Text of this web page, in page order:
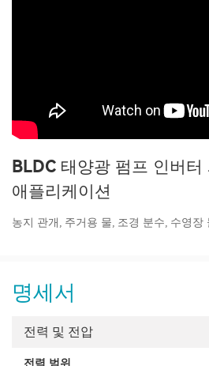
BLDC 태양광 펌프 인버터
애플리케이션
농지 관개, 주거용 물, 조경 분수, 수영장
명세서
전력 및 전압
전력 범위